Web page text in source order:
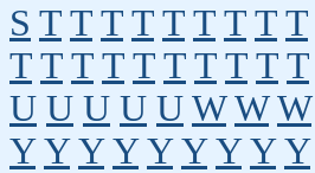
S T T T T T T T T T
T T T T T T T T T T
U U U U U W W W
Y Y Y Y Y Y Y Y Y